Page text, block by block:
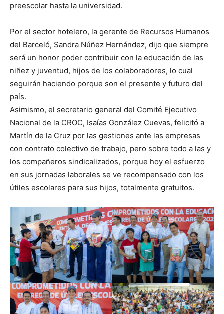
preescolar hasta la universidad.
Por el sector hotelero, la gerente de Recursos Humanos
del Barceló, Sandra Núñez Hernández, dijo que siempre
será un honor poder contribuir con la educación de las
niñez y juventud, hijos de los colaboradores, lo cual
seguirán haciendo porque son el presente y futuro del
país.
Asimismo, el secretario general del Comité Ejecutivo
Nacional de la CROC, Isaías González Cuevas, felicitó a
Martín de la Cruz por las gestiones ante las empresas
con contrato colectivo de trabajo, pero sobre todo a las y
los compañeros sindicalizados, porque hoy el esfuerzo
en sus jornadas laborales se ve recompensado con los
útiles escolares para sus hijos, totalmente gratuitos.